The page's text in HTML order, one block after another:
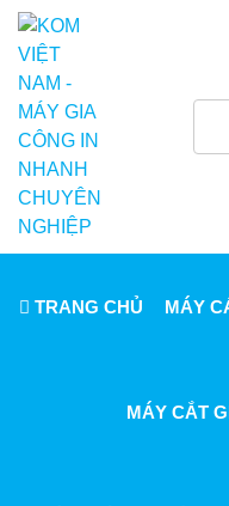
TRANG CHỦ MÁY
MÁY CẮT